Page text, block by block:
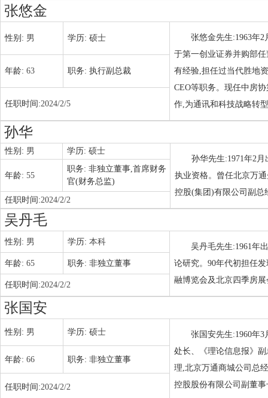
张悠金
性别: 男 学历: 硕士
张悠金先生:1963年
于第一创业证券并购部
有经验,担任过当代胜地
CEO等职务。现任中房
作,为通讯和科技战略转
年龄: 63 职务: 执行副总裁
任职时间:2024/2/5
孙华
性别: 男 学历: 硕士
孙华先生:1971年2
执业资格。曾任北京万
控股(集团)有限公司副总
年龄: 55
职务: 非独立董事,首席财务
官(财务总监)
任职时间:2024/2/2
吴丹毛
性别: 男 学历: 本科
吴丹毛先生:1961年
论研究。90年代初担任
融博览会及北京四季房
年龄: 65 职务: 非独立董事
任职时间:2024/2/2
张国安
性别: 男 学历: 硕士
张国安先生:1960年
处长、《理论信息报》
理,北京万通商城公司总
控股股份有限公司副董
年龄: 66 职务: 非独立董事
任职时间:2024/2/2